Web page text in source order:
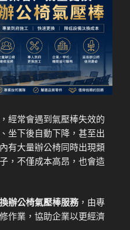
經常會遇到氣壓棒失效的
坐下後自動下降，甚至出
有大量辦公椅同時出現類
，不僅成本高昂，也會造
辦公椅氣壓棒服務，由專
作業，協助企業以更經濟